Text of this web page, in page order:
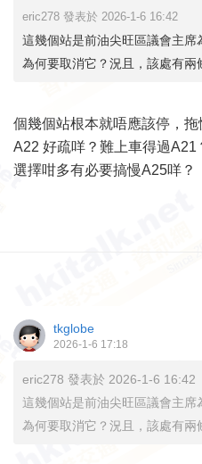
eric278 發表於 2026-1-6 16:42
這幾個站是前油尖旺區議會主席
為何要取消它？況且，該處有兩
個幾個站根本就唔應該停，拖
A22 好疏咩？難上車得過A21
選擇咁多有必要搞慢A25咩？
tkglobe
2026-1-6 17:18
eric278 發表於 2026-1-6 16:42
這幾個站是前油尖旺區議會主席
為何要取消它？況且，該處有兩